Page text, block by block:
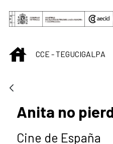
Saltar al contenido principal
INICIOCCE - TEGUCIGALPA
Anita no
Cine de España